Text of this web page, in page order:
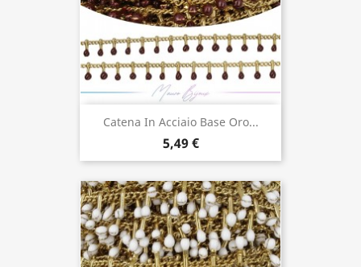
Catena In Acciaio Base Oro...
5,49 €